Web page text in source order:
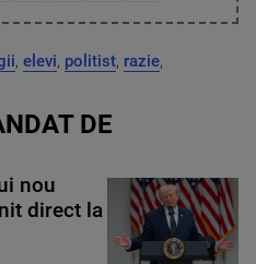
, elevi, politist, razie,
DE
nou
direct la